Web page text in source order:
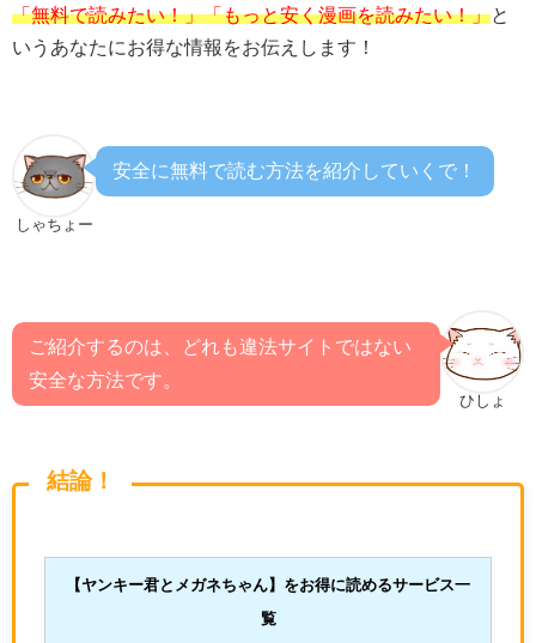
「無料で読みたい！」「もっと安く漫画を読みたい！」と
いうあなたにお得な情報をお伝えします！
しゃちょー
安全に無料で読む方法を紹介していくで！
ひしょ
ご紹介するのは、どれも違法サイトではない
安全な方法です。
結論！
【ヤンキー君とメガネちゃん】をお得に読めるサービス一
覧